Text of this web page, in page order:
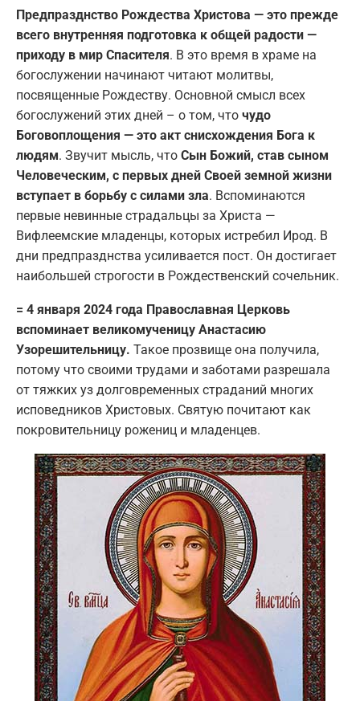
Предпразднство Рождества Христова — это прежде
всего внутренняя подготовка к общей радости —
приходу в мир Спасителя. В это время в храме на
богослужении начинают читают молитвы,
посвященные Рождеству. Основной смысл всех
богослужений этих дней – о том, что чудо
Боговоплощения — это акт снисхождения Бога к
людям. Звучит мысль, что Сын Божий, став сыном
Человеческим, с первых дней Своей земной жизни
вступает в борьбу с силами зла. Вспоминаются
первые невинные страдальцы за Христа —
Вифлеемские младенцы, которых истребил Ирод. В
дни предпразднства усиливается пост. Он достигает
наибольшей строгости в Рождественский сочельник.
= 4 января 2024 года Православная Церковь
вспоминает великомученицу Анастасию
Узорешительницу. Такое прозвище она получила,
потому что своими трудами и заботами разрешала
от тяжких уз долговременных страданий многих
исповедников Христовых. Святую почитают как
покровительницу рожениц и младенцев.